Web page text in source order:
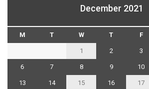
December 2021
M T W T F
1 2 3
6 7 8 9 10
13 14 15 16 17